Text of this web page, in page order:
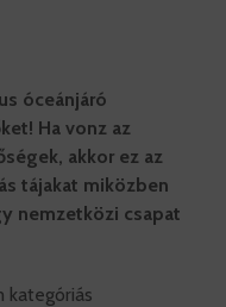
óceánjáró
Ha vonz az
akkor ez az
tájakat miközben
nemzetközi csapat
kategóriás